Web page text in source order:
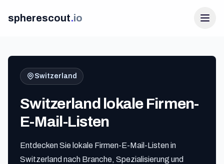
spherescout.io
Anmelden
Switzerland
Switzerland lokale Firmen-
E-Mail-Listen
Entdecken Sie lokale Firmen-E-Mail-Listen in
Switzerland nach Branche, Spezialisierung und